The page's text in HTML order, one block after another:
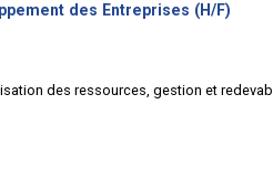
des Entreprises (H/F)
des ressources, gestion et